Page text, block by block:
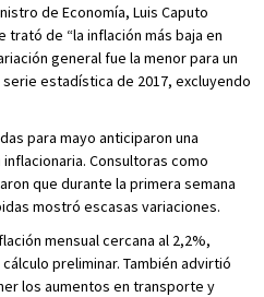
de Economía, Luis Caputo
trató de “la inflación más baja en
general fue la menor para un
estadística de 2017, excluyendo
para mayo anticiparon una
Consultoras como
que durante la primera semana
mostró escasas variaciones.
mensual cercana al 2,2%,
preliminar. También advirtió
los aumentos en transporte y